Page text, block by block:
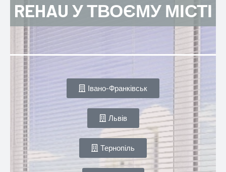
REHAU У ТВОЄМУ МІСТІ
Івано-Франківськ
Львів
Тернопіль